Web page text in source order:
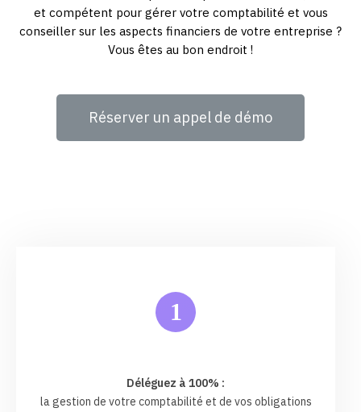
et compétent pour gérer votre comptabilité et vous
conseiller sur les aspects financiers de votre entreprise ?
Vous êtes au bon endroit !
Réserver un appel de démo
1
Déléguez à 100% :
la gestion de votre comptabilité et de vos obligations